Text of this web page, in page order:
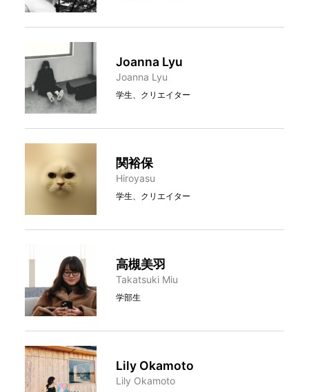
Joanna Lyu
Joanna Lyu
学生、クリエイター
関裕保
Hiroyasu
学生、クリエイター
高槻美羽
Takatsuki Miu
学部生
Lily Okamoto
Lily Okamoto